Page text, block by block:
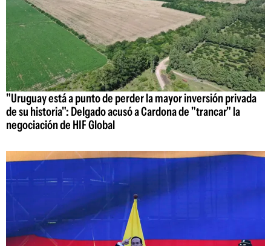
"Uruguay está a punto de perder la mayor inversión privada
de su historia": Delgado acusó a Cardona de "trancar" la
negociación de HIF Global